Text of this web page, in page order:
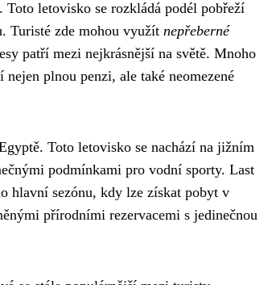
letovisko se rozkládá podél pobřeží
Turisté zde mohou využít nepřeberné
patří mezi nejkrásnější na světě. Mnoho
plnou penzi, ale také neomezené
Toto letovisko se nachází na jižním
podmínkami pro vodní sporty. Last
hlavní sezónu, kdy lze získat pobyt v
přírodními rezervacemi s jedinečnou